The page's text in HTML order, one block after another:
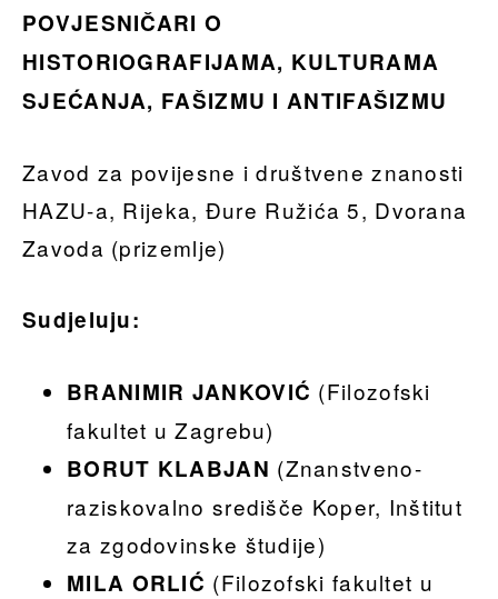
POVJESNIČARI O
HISTORIOGRAFIJAMA, KULTURAMA
SJEĆANJA, FAŠIZMU I ANTIFAŠIZMU
Zavod za povijesne i društvene znanosti
HAZU-a, Rijeka, Đure Ružića 5, Dvorana
Zavoda (prizemlje)
Sudjeluju:
BRANIMIR JANKOVIĆ (Filozofski
fakultet u Zagrebu)
BORUT KLABJAN (Znanstveno-
raziskovalno središče Koper, Inštitut
za zgodovinske študije)
MILA ORLIĆ (Filozofski fakultet u